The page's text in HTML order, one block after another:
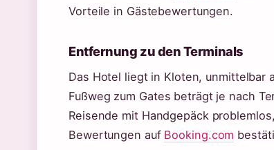
Vorteile in Gästebewertungen.
Entfernung zu den Terminals
Das Hotel liegt in Kloten, unmittelbar
Fußweg zum Gates beträgt je nach
Reisende mit Handgepäck
Bewertungen auf Booking.com